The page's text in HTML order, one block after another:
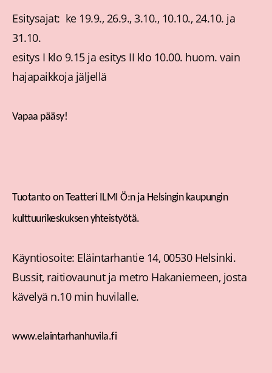
Esitysajat: ke 19.9., 26.9., 3.10., 10.10., 24.10. ja
31.10.
esitys I klo 9.15 ja esitys II klo 10.00. huom. vain
hajapaikkoja jäljellä
Vapaa pääsy!
Tuotanto on Teatteri ILMI Ö:n ja Helsingin kaupungin
kulttuurikeskuksen yhteistyötä.
Käyntiosoite: Eläintarhantie 14, 00530 Helsinki.
Bussit, raitiovaunut ja metro Hakaniemeen, josta
kävelyä n.10 min huvilalle.
www.elaintarhanhuvila.fi